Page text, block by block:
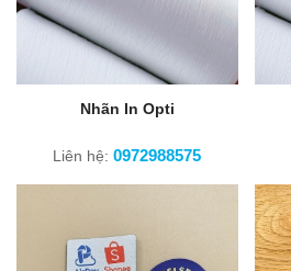
Nhãn In Opti
Liên hệ:0972988575